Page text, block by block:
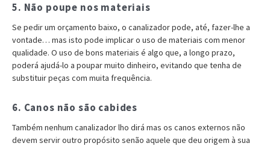
5. Não poupe nos materiais
Se pedir um orçamento baixo, o canalizador pode, até, fazer-lhe a
vontade… mas isto pode implicar o uso de materiais com menor
qualidade. O uso de bons materiais é algo que, a longo prazo,
poderá ajudá-lo a poupar muito dinheiro, evitando que tenha de
substituir peças com muita frequência.
6. Canos não são cabides
Também nenhum canalizador lho dirá mas os canos externos não
devem servir outro propósito senão aquele que deu origem à sua